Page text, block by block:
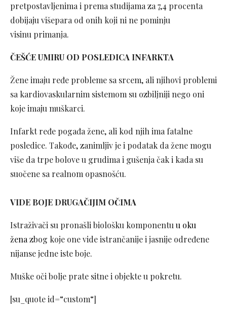
pretpostavljenima i prema studijama za 7,4 procenta
dobijaju višepara od onih koji ni ne pominju
visinu primanja.
ČEŠĆE UMIRU OD POSLEDICA INFARKTA
Žene imaju ređe probleme sa srcem, ali njihovi problemi
sa kardiovaskularnim sistemom su ozbiljniji nego oni
koje imaju muškarci.
Infarkt ređe pogađa žene, ali kod njih ima fatalne
posledice. Takođe, zanimljiv je i podatak da žene mogu
više da trpe bolove u grudima i gušenja čak i kada su
suočene sa realnom opasnošću.
VIDE BOJE DRUGAČIJIM OČIMA
Istraživači su pronašli biološku komponentu u oku
žena zbog koje one vide istrančanije i jasnije određene
nijanse jedne iste boje.
Muške oči bolje prate sitne i objekte u pokretu.
[su_quote id=“custom“]